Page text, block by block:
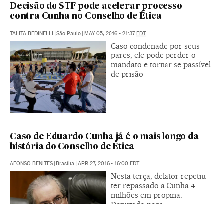
Decisão do STF pode acelerar processo
contra Cunha no Conselho de Ética
TALITA BEDINELLI | São Paulo | MAY 05, 2016 - 21:37EDT
Caso condenado por seus
pares, ele pode perder o
mandato e tornar-se passível
de prisão
Caso de Eduardo Cunha já é o mais longo da
história do Conselho de Ética
AFONSO BENITES | Brasília | APR 27, 2016 - 16:00 EDT
Nesta terça, delator repetiu
ter repassado a Cunha 4
milhões em propina.